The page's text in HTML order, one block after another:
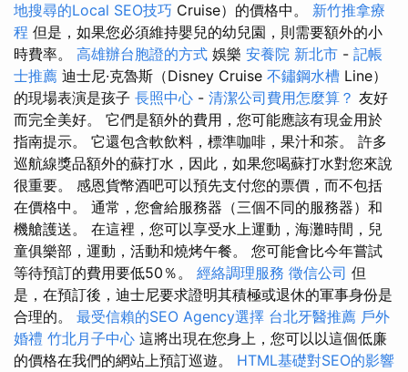
地搜尋的Local SEO技巧 Cruise）的價格中。 新竹推拿療
程 但是，如果您必須維持嬰兒的幼兒園，則需要額外的小
時費率。 高雄辦台胞證的方式 娛樂 安養院 新北市 - 記帳
士推薦 迪士尼·克魯斯（Disney Cruise 不鏽鋼水槽 Line）
的現場表演是孩子 長照中心 - 清潔公司費用怎麼算？ 友好
而完全美好。 它們是額外的費用，您可能應該有現金用於
指南提示。 它還包含軟飲料，標準咖啡，果汁和茶。 許多
巡航線獎品額外的蘇打水，因此，如果您喝蘇打水對您來說
很重要。 感恩貨幣酒吧可以預先支付您的票價，而不包括
在價格中。 通常，您會給服務器（三個不同的服務器）和
機艙護送。 在這裡，您可以享受水上運動，海灘時間，兒
童俱樂部，運動，活動和燒烤午餐。 您可能會比今年嘗試
等待預訂的費用要低50％。 經絡調理服務 徵信公司 但
是，在預訂後，迪士尼要求證明其積極或退休的軍事身份是
合理的。 最受信賴的SEO Agency選擇 台北牙醫推薦 戶外
婚禮 竹北月子中心 這將出現在您身上，您可以以這個低廉
的價格在我們的網站上預訂巡遊。 HTML基礎對SEO的影響